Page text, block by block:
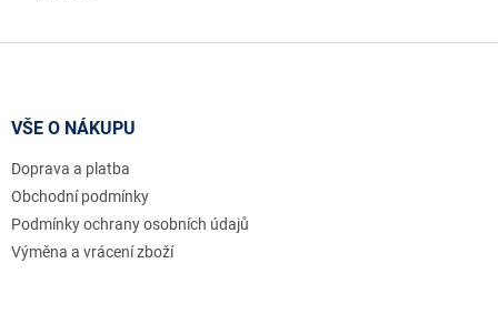
VŠE O NÁKUPU
Doprava a platba
Obchodní podmínky
Podmínky ochrany osobních údajů
Výměna a vrácení zboží